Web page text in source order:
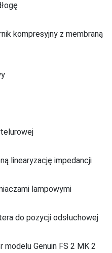
kompresyjny z membraną
linearyzację impedancji
lampowymi
do pozycji odsłuchowej
Genuin FS 2 MK 2